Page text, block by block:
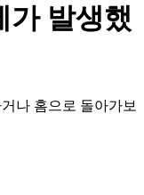
가 발생했
나 홈으로 돌아가보